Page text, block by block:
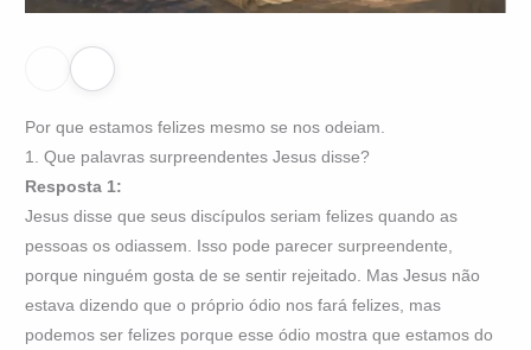
Por que estamos felizes mesmo se nos odeiam.
1. Que palavras surpreendentes Jesus disse?
Resposta 1:
Jesus disse que seus discípulos seriam felizes quando as
pessoas os odiassem. Isso pode parecer surpreendente,
porque ninguém gosta de se sentir rejeitado. Mas Jesus não
estava dizendo que o próprio ódio nos fará felizes, mas
podemos ser felizes porque esse ódio mostra que estamos do